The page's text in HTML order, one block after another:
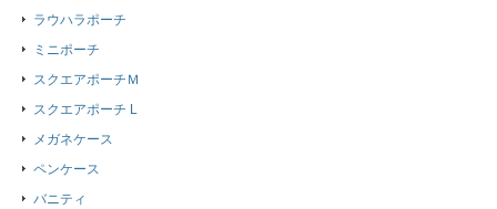
ラウハラポーチ
ミニポーチ
スクエアポーチＭ
スクエアポーチ L
メガネケース
ペンケース
バニティ